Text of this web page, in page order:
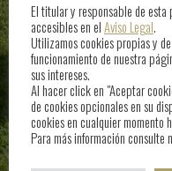
El titular y responsable de
accesibles en elAviso Legal.
Utilizamos cookies propias y
funcionamiento de nuestra
sus intereses.
Al hacer click en "Aceptar
de cookies opcionales en su
cookies en cualquier momento
Para más información consulte